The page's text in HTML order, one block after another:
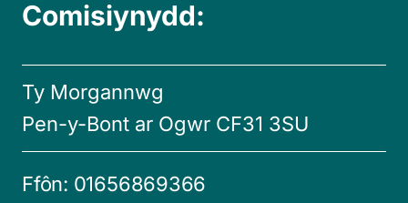
Comisiynydd:
Ty Morgannwg
Pen-y-Bont ar Ogwr CF31 3SU
Ffôn: 01656869366